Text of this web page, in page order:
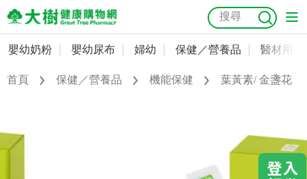
嬰幼奶粉
會員資料及密碼修改
嬰幼奶粉 嬰幼尿布 婦幼 保健／營養品 醫材用品
首頁 保健／營養品 機能保健 葉黃素/ 金盞花